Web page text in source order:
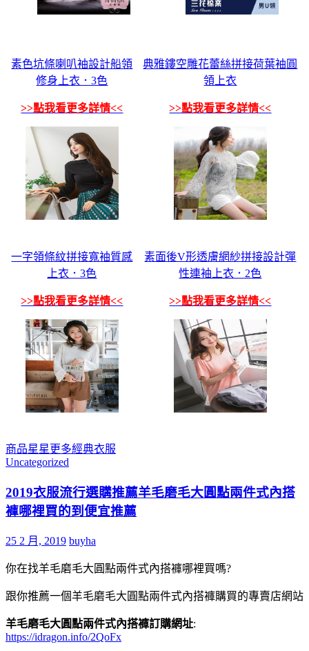
素色坑條喇叭袖設計船領
修身上衣．3色
>>點我看更多詳情<<
典雅鏤空雕花蕾絲拼接荷葉袖圓
領上衣
>>點我看更多詳情<<
一字領條紋拼接寬袖質感
上衣．3色
>>點我看更多詳情<<
素面後V形透膚網紗拼接設計彈
性連袖上衣．2色
>>點我看更多詳情<<
商品星星 更多經典衣服
Uncategorized
2019衣服流行選購推薦羊毛磨毛大圓點兩件式內搭
褲哪裡買的到便宜推薦
25 2 月, 2019 buyha
你在找羊毛磨毛大圓點兩件式內搭褲哪裡買嗎?
跟你推薦一個羊毛磨毛大圓點兩件式內搭褲購買的專賣店網站
羊毛磨毛大圓點兩件式內搭褲訂購網址:
https://idragon.info/2QoFx